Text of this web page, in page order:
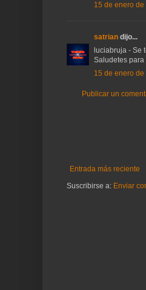
15 de enero
satrian dijo...
luciabruja - Se
Saludetes para
15 de enero
Publicar un
Entrada más reciente
Suscribirse a: Enviar